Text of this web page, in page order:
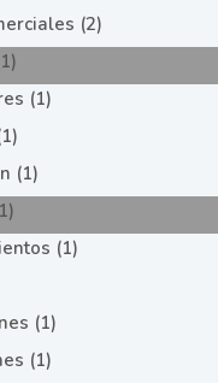
(2)
(1)
(1)
(1)
(1)
(1)